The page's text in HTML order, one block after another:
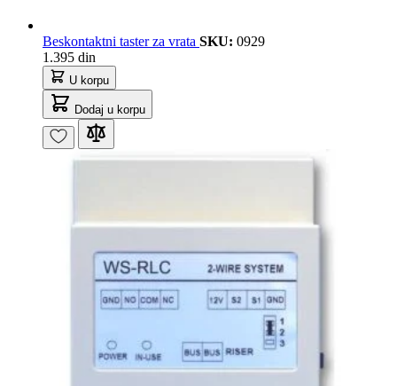
Beskontaktni taster za vrata SKU: 0929
1.395 din
U korpu
Dodaj u korpu